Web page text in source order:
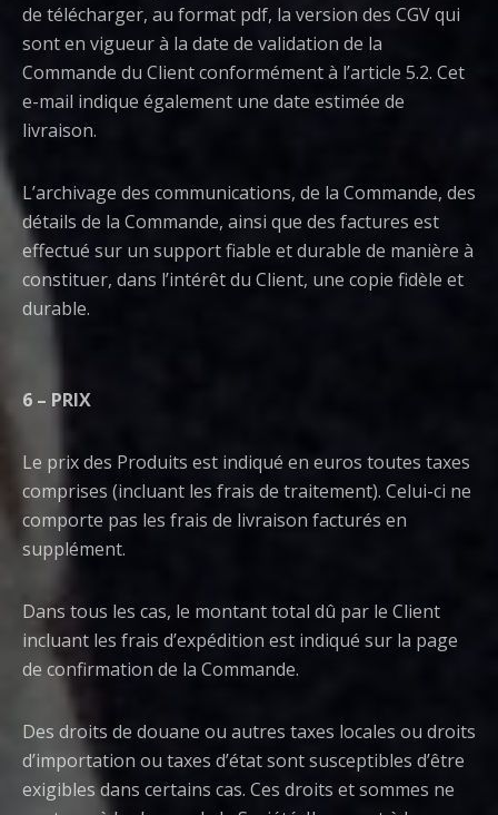
de télécharger, au format pdf, la version des CGV qui
sont en vigueur à la date de validation de la
Commande du Client conformément à l’article 5.2. Cet
e-mail indique également une date estimée de
livraison.
L’archivage des communications, de la Commande, des
détails de la Commande, ainsi que des factures est
effectué sur un support fiable et durable de manière à
constituer, dans l’intérêt du Client, une copie fidèle et
durable.
6 – PRIX
Le prix des Produits est indiqué en euros toutes taxes
comprises (incluant les frais de traitement). Celui-ci ne
comporte pas les frais de livraison facturés en
supplément.
Dans tous les cas, le montant total dû par le Client
incluant les frais d’expédition est indiqué sur la page
de confirmation de la Commande.
Des droits de douane ou autres taxes locales ou droits
d’importation ou taxes d’état sont susceptibles d’être
exigibles dans certains cas. Ces droits et sommes ne